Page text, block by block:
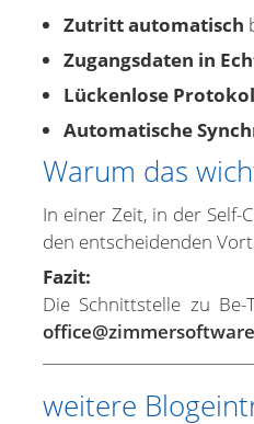
Zutritt automatisch
Zugangsdaten in
Lückenlose
Automatische
Warum das
In einer Zeit, in der
den entscheidenden
Fazit:
Die Schnittstelle zu
weitere